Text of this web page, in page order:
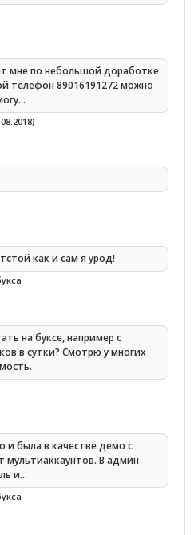
мне по небольшой доработке
телефон 89016191272 можно
как и сам я урод!
на буксе, например с
в сутки? Смотрю у многих
и была в качестве демо с
В админ
и…